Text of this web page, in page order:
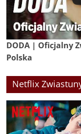
DODA | Oficjalny
Polska
Netflix